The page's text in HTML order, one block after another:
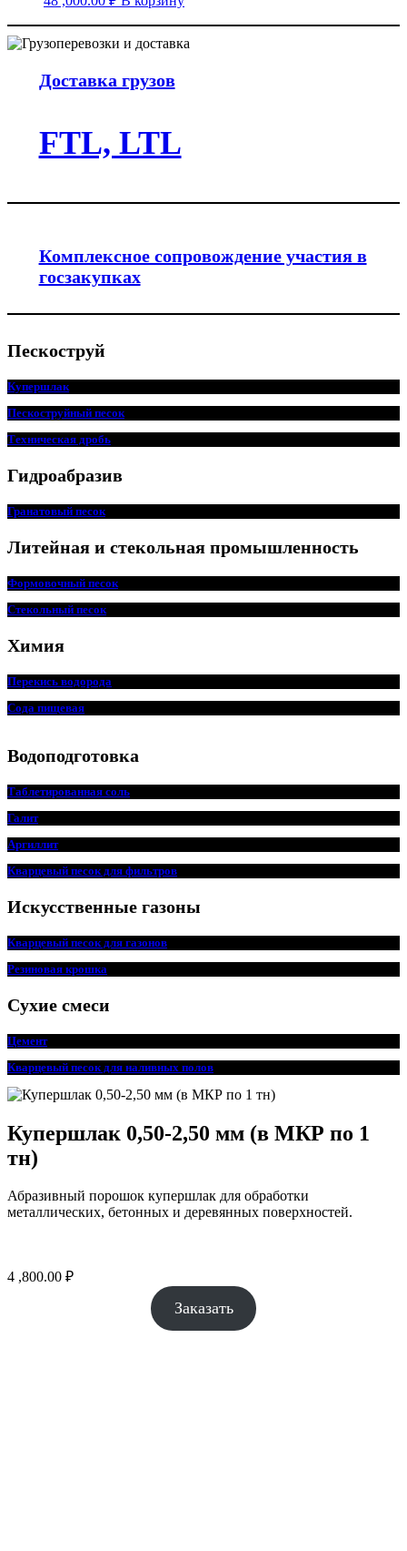
Доставка грузов
FTL, LTL
Комплексное сопровождение участия в
госзакупках
Пескоструй
Купершлак
Пескоструйный песок
Техническая дробь
Гидроабразив
Гранатовый песок
Литейная и стекольная промышленность
Формовочный песок
Стекольный песок
Химия
Перекись водорода
Сода пищевая
Водоподготовка
Таблетированная соль
Галит
Аргиллит
Кварцевый песок для фильтров
Искусственные газоны
Кварцевый песок для газонов
Резиновая крошка
Сухие смеси
Цемент
Кварцевый песок для наливных полов
Купершлак 0,50-2,50 мм (в МКР по 1
тн)
Абразивный порошок купершлак для обработки
металлических, бетонных и деревянных поверхностей.
4 ,800.00 ₽
Заказать